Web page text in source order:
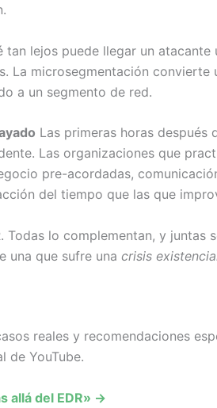
tan lejos puede llegar un atacante
La microsegmentación convierte
a un segmento de red.
Las primeras horas después
Las organizaciones que
pre-acordadas,
del tiempo que las que
Todas lo complementan, y juntas
una que sufre una crisis
reales y recomendaciones
de YouTube.
allá del EDR» →